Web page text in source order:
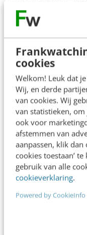
cookies
Welkom! Leuk dat
Wij, en derde
van cookies. Wij
van statistieken,
ook voor
afstemmen van
aanpassen, klik dan
cookies toestaan’
gebruik van alle
cookieverklaring.
Powered by CookieInfo
maakt? Arco:
denken én
waardevol is en
In plaats van op
duurzame
werken we voor
ruim tien jaar ‒
collega’s met
Wil je meer
otherwise?
Bregman: 06 81